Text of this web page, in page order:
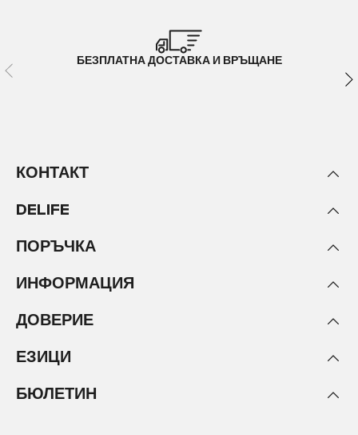
БЕЗПЛАТНА ДОСТАВКА И ВРЪЩАНЕ
КОНТАКТ
DELIFE
ПОРЪЧКА
ИНФОРМАЦИЯ
ДОВЕРИЕ
ЕЗИЦИ
БЮЛЕТИН